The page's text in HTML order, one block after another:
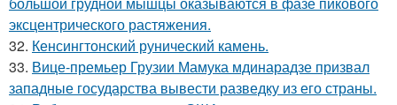
эксцентрического растяжения.
32. Кенсингтонский рунический камень.
33. Вице-премьер Грузии Мамука мдинарадзе призвал
западные государства вывести разведку из его страны.